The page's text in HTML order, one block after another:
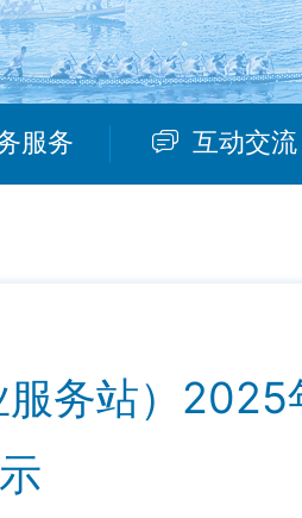
服务 互动交流
务站）